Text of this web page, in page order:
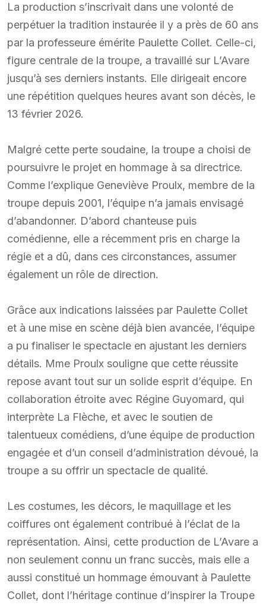
La production s’inscrivait dans une volonté de
perpétuer la tradition instaurée il y a près de 60 ans
par la professeure émérite Paulette Collet. Celle-ci,
figure centrale de la troupe, a travaillé sur L’Avare
jusqu’à ses derniers instants. Elle dirigeait encore
une répétition quelques heures avant son décès, le
13 février 2026.
Malgré cette perte soudaine, la troupe a choisi de
poursuivre le projet en hommage à sa directrice.
Comme l’explique Geneviève Proulx, membre de la
troupe depuis 2001, l’équipe n’a jamais envisagé
d’abandonner. D’abord chanteuse puis
comédienne, elle a récemment pris en charge la
régie et a dû, dans ces circonstances, assumer
également un rôle de direction.
Grâce aux indications laissées par Paulette Collet
et à une mise en scène déjà bien avancée, l’équipe
a pu finaliser le spectacle en ajustant les derniers
détails. Mme Proulx souligne que cette réussite
repose avant tout sur un solide esprit d’équipe. En
collaboration étroite avec Régine Guyomard, qui
interprète La Flèche, et avec le soutien de
talentueux comédiens, d’une équipe de production
engagée et d’un conseil d’administration dévoué, la
troupe a su offrir un spectacle de qualité.
Les costumes, les décors, le maquillage et les
coiffures ont également contribué à l’éclat de la
représentation. Ainsi, cette production de L’Avare a
non seulement connu un franc succès, mais elle a
aussi constitué un hommage émouvant à Paulette
Collet, dont l’héritage continue d’inspirer la Troupe